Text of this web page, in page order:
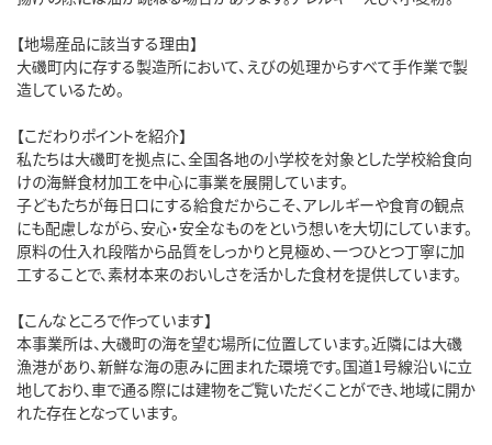
【地場産品に該当する理由】
大磯町内に存する製造所において、えびの処理からすべて手作業で製
造しているため。
【こだわりポイントを紹介】
私たちは大磯町を拠点に、全国各地の小学校を対象とした学校給食向
けの海鮮食材加工を中心に事業を展開しています。
子どもたちが毎日口にする給食だからこそ、アレルギーや食育の観点
にも配慮しながら、安心・安全なものをという想いを大切にしています。
原料の仕入れ段階から品質をしっかりと見極め、一つひとつ丁寧に加
工することで、素材本来のおいしさを活かした食材を提供しています。
【こんなところで作っています】
本事業所は、大磯町の海を望む場所に位置しています。近隣には大磯
漁港があり、新鮮な海の恵みに囲まれた環境です。国道1号線沿いに立
地しており、車で通る際には建物をご覧いただくことができ、地域に開か
れた存在となっています。